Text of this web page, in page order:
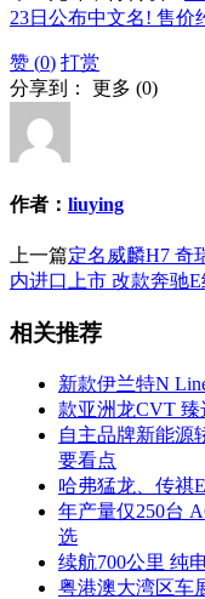
23日公布中文名! 售价
赞 (0) 打赏
分享到： 更多 (0)
作者： liuying
上一篇定名威麟H7 奇
内进口上市 改款奔驰
相关推荐
新款伊兰特N
款亚洲龙CVT
自主品牌新能源
要看点
哈弗猛龙、传祺
年产量仅250台
选
续航700公里 纯
粤港澳大湾区车